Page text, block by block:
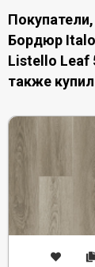
Бордюр
Listello Leaf
также